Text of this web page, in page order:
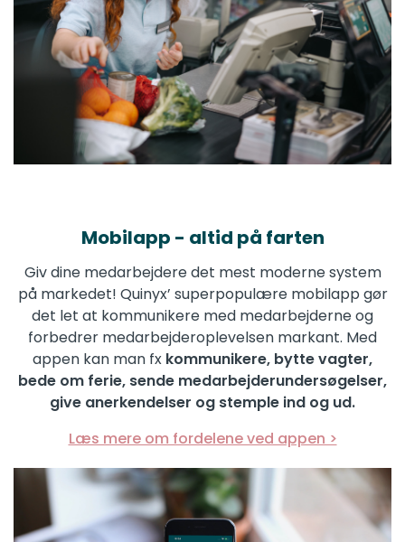
Mobilapp - altid på farten
Giv dine medarbejdere det mest moderne system
på markedet! Quinyx’ superpopulære mobilapp gør
det let at kommunikere med medarbejderne og
forbedrer medarbejderoplevelsen markant. Med
appen kan man fx kommunikere, bytte vagter,
bede om ferie, sende medarbejderundersøgelser,
give anerkendelser og stemple ind og ud.
Læs mere om fordelene ved appen >